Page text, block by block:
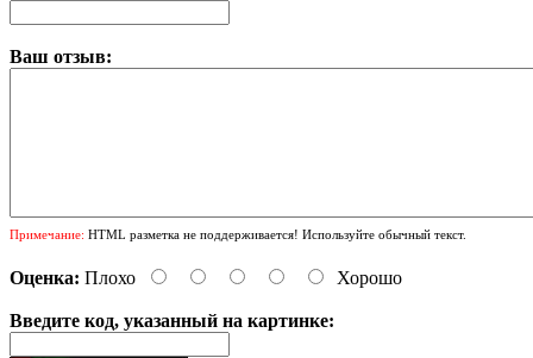
Ваш отзыв:
Примечание: HTML разметка не поддерживается! Используйте обычный текст.
Оценка: Плохо Хорошо
Введите код, указанный на картинке: